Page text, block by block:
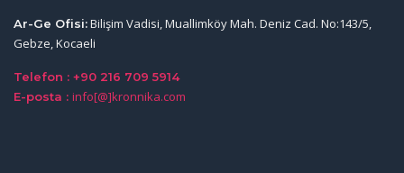
Ar-Ge Ofisi:Bilişim Vadisi, Muallimköy Mah. Deniz Cad. No:143/5,
Gebze, Kocaeli
Telefon : +90 216 709 5914
E-posta : info[@]kronnika.com